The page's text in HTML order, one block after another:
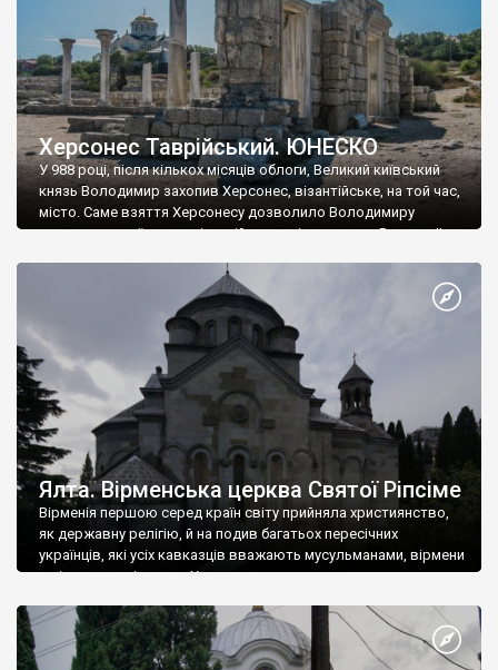
Херсонес Таврійський. ЮНЕСКО
У 988 році, після кількох місяців облоги, Великий київський
князь Володимир захопив Херсонес, візантійське, на той час,
місто. Саме взяття Херсонесу дозволило Володимиру
диктувати свої умови візантійському імператору Василю ІІ, та
Херсонесі Володимир-язичник, став Василем-християнином.
А потім було Хрещення Русі. На честь Херсонесу Таврійського
Ялта. Вірменська церква Святої Ріпсіме
Вірменія першою серед країн світу прийняла християнство,
як державну релігію, й на подив багатьох пересічних
українців, які усіх кавказців вважають мусульманами, вірмени
є відданими вірянами Христа